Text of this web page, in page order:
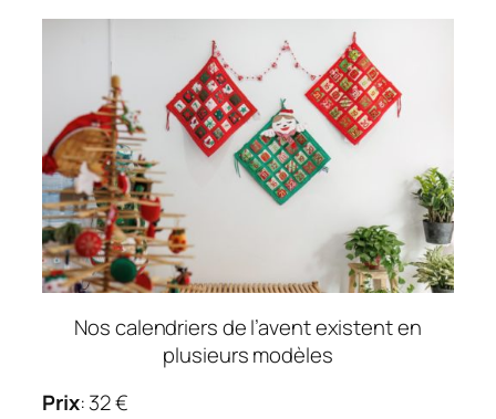
Nos calendriers de l’avent existent en
plusieurs modèles
Prix: 32 €